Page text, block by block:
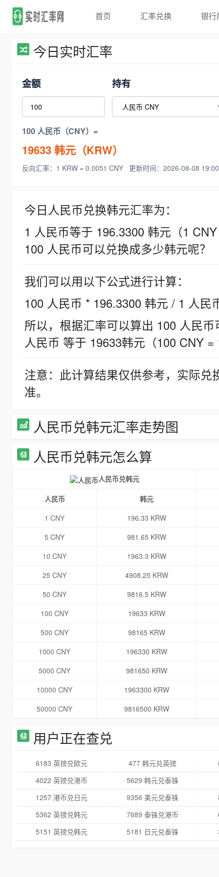
首页 汇率兑换 银行
今日实时汇率
金额 持有
100 人民币（CNY）=
19633韩元（KRW）
反向汇率：1 KRW = 0.0051 CNY 更新时间：2026-08-08
今日人民币兑换韩元汇率为：
1 人民币等于 196.3300 韩元（1
100 人民币可以兑换成多少韩元呢？
我们可以用以下公式进行计算：
100 人民币 * 196.3300 韩元 / 1 人民
所以，根据汇率可以算出 100 人民
人民币 等于 19633韩元（100 CNY =
注意：此计算结果仅供参考，实际
准。
人民币兑韩元汇率走势图
人民币兑韩元怎么算
人民币兑韩元
人民币
韩元
1 CNY
196.33 KRW
5 CNY
981.65 KRW
10 CNY
1963.3 KRW
25 CNY
4908.25 KRW
50 CNY
9816.5 KRW
100 CNY
19633 KRW
500 CNY
98165 KRW
1000 CNY
196330 KRW
5000 CNY
981650 KRW
10000 CNY
1963300 KRW
50000 CNY
9816500 KRW
用户正在查兑
6183 英镑兑欧元 477 韩元兑英镑
4022 英镑兑港币
5629 韩元兑泰铢
1257 港币兑日元
9356 美元兑泰铢
5362 英镑兑韩元
7689 泰铢兑港币
5151 英镑兑韩元
5181 日元兑泰铢